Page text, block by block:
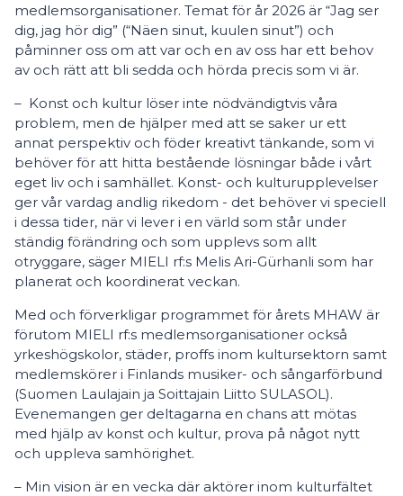
medlemsorganisationer. Temat för år 2026 är “Jag ser
dig, jag hör dig” (“Näen sinut, kuulen sinut”) och
påminner oss om att var och en av oss har ett behov
av och rätt att bli sedda och hörda precis som vi är.
– Konst och kultur löser inte nödvändigtvis våra
problem, men de hjälper med att se saker ur ett
annat perspektiv och föder kreativt tänkande, som vi
behöver för att hitta bestående lösningar både i vårt
eget liv och i samhället. Konst- och kulturupplevelser
ger vår vardag andlig rikedom - det behöver vi speciell
i dessa tider, när vi lever i en värld som står under
ständig förändring och som upplevs som allt
otryggare, säger MIELI rf:s Melis Ari-Gürhanli som har
planerat och koordinerat veckan.
Med och förverkligar programmet för årets MHAW är
förutom MIELI rf:s medlemsorganisationer också
yrkeshögskolor, städer, proffs inom kultursektorn samt
medlemskörer i Finlands musiker- och sångarförbund
(Suomen Laulajain ja Soittajain Liitto SULASOL).
Evenemangen ger deltagarna en chans att mötas
med hjälp av konst och kultur, prova på något nytt
och uppleva samhörighet.
– Min vision är en vecka där aktörer inom kulturfältet